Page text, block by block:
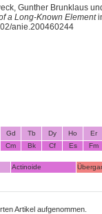
Gunther Brunklaus
a Long-Known Element
anie.200460244
Gd Tb Dy Ho
Er
Cm Bk Cf Es Fm
Actinoide
Artikel aufgenommen.